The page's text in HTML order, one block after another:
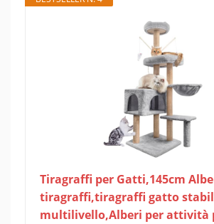
Tiragraffi per Gatti,145cm
tiragraffi,tiragraffi gatto
multilivello,Alberi per attività